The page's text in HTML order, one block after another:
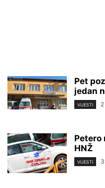
Pet
jedan
VIJESTI
Petero
HNŽ
VIJESTI